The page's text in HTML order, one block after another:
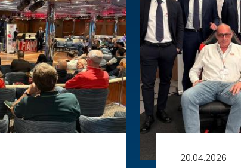
20.04.2026